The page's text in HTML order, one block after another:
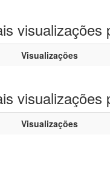
visualizações
Visualizações
visualizações
Visualizações